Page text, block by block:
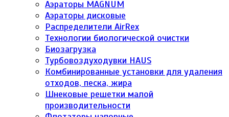
Аэраторы MAGNUM
Аэраторы дисковые
Распределители AirRex
Технологии биологической очистки
Биозагрузка
Турбовоздуходувки HAUS
Комбинированные установки для удаления
отходов, песка, жира
Шнековые решетки малой
производительности